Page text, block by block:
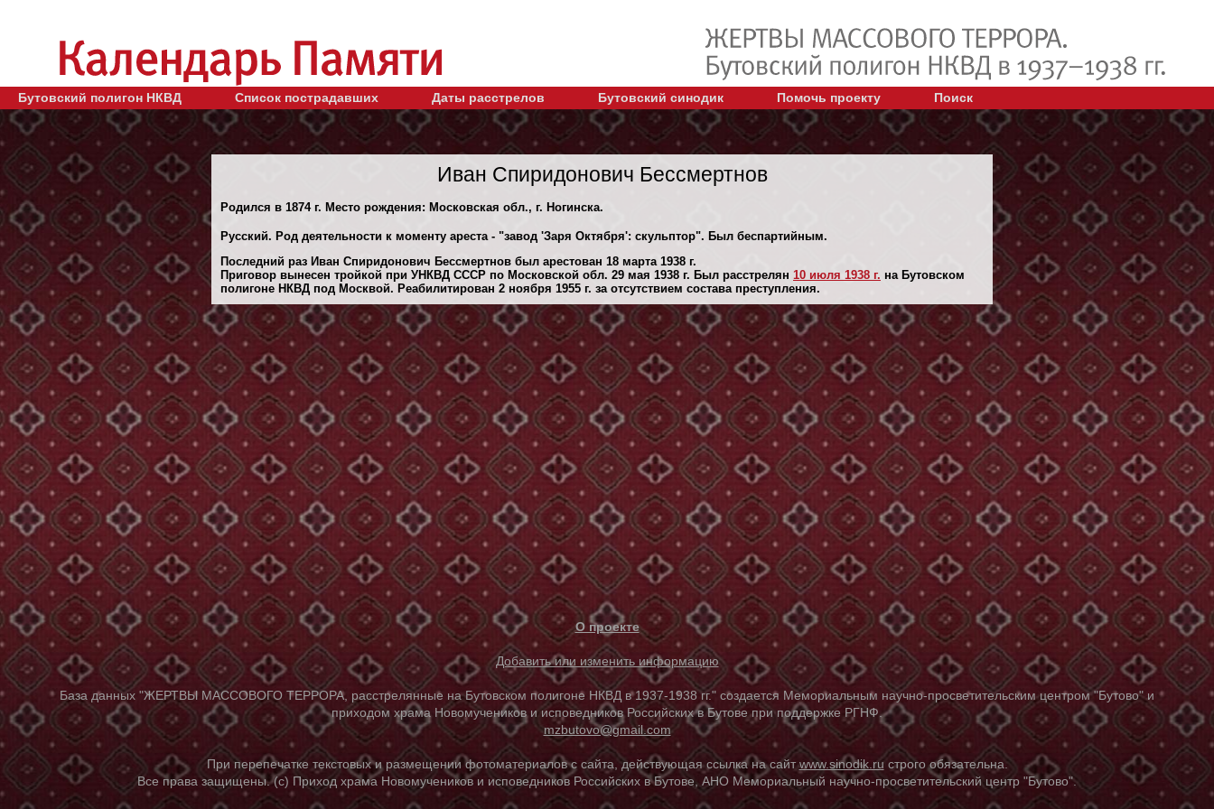
Бутовский полигон НКВД Список пострадавших Даты расстрелов Бутовский синодик Помочь проекту Поиск
Иван Спиридонович Бессмертнов
Родился в 1874 г. Место рождения: Московская обл., г. Ногинска.
Русский. Род деятельности к моменту ареста - "завод 'Заря Октября': скульптор". Был беспартийным.
Последний раз Иван Спиридонович Бессмертнов был арестован 18 марта 1938 г.
Приговор вынесен тройкой при УНКВД СССР по Московской обл. 29 мая 1938 г. Был расстрелян 10 июля 1938 г. на Бутовском
полигоне НКВД под Москвой. Реабилитирован 2 ноября 1955 г. за отсутствием состава преступления.
О проекте
Добавить или изменить информацию
База данных "ЖЕРТВЫ МАССОВОГО ТЕРРОРА, расстрелянные на Бутовском полигоне НКВД в 1937-1938 гг." создается Мемориальным научно-просветительским центром "Бутово" и
приходом храма Новомучеников и исповедников Российских в Бутове при поддержке РГНФ.
mzbutovo@gmail.com
При перепечатке текстовых и размещении фотоматериалов с сайта, действующая ссылка на сайтwww.sinodik.ru строго обязательна.
Все права защищены. (с) Приход храма Новомучеников и исповедников Российских в Бутове, АНО Мемориальный научно-просветительский центр "Бутово".